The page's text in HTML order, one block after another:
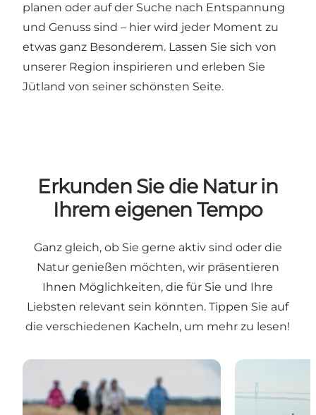
planen oder auf der Suche nach Entspannung
und Genuss sind – hier wird jeder Moment zu
etwas ganz Besonderem. Lassen Sie sich von
unserer Region inspirieren und erleben Sie
Jütland von seiner schönsten Seite.
Erkunden Sie die Natur in
Ihrem eigenen Tempo
Ganz gleich, ob Sie gerne aktiv sind oder die
Natur genießen möchten, wir präsentieren
Ihnen Möglichkeiten, die für Sie und Ihre
Liebsten relevant sein könnten. Tippen Sie auf
die verschiedenen Kacheln, um mehr zu lesen!
Naturerlebnisse ADVENTURE